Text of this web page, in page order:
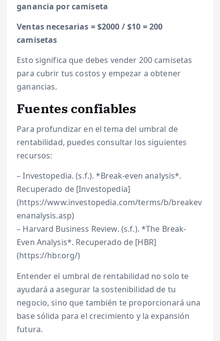
ganancia por camiseta
Ventas necesarias = $2000 / $10 = 200
camisetas
Esto significa que debes vender 200 camisetas
para cubrir tus costos y empezar a obtener
ganancias.
Fuentes confiables
Para profundizar en el tema del umbral de
rentabilidad, puedes consultar los siguientes
recursos:
– Investopedia. (s.f.). *Break-even analysis*.
Recuperado de [Investopedia]
(https://www.investopedia.com/terms/b/breakev
enanalysis.asp)
– Harvard Business Review. (s.f.). *The Break-
Even Analysis*. Recuperado de [HBR]
(https://hbr.org/)
Entender el umbral de rentabilidad no solo te
ayudará a asegurar la sostenibilidad de tu
negocio, sino que también te proporcionará una
base sólida para el crecimiento y la expansión
futura.